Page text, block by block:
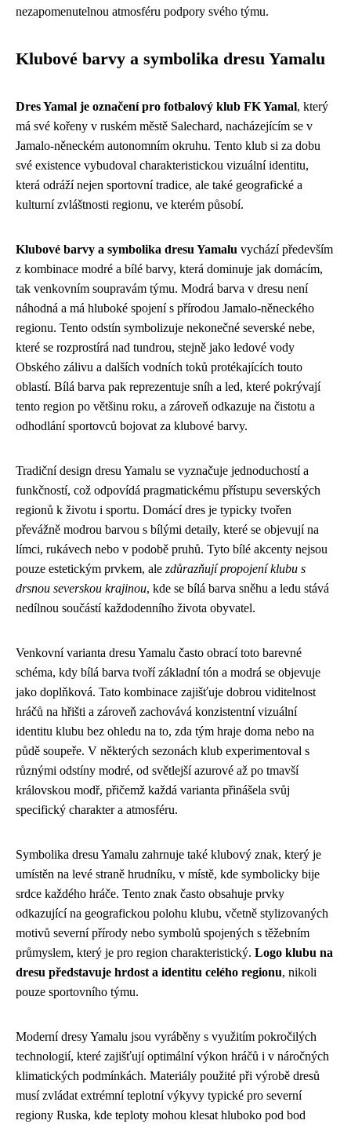
nezapomenutelnou atmosféru podpory svého týmu.
Klubové barvy a symbolika dresu Yamalu
Dres Yamal je označení pro fotbalový klub FK Yamal, který
má své kořeny v ruském městě Salechard, nacházejícím se v
Jamalo-něneckém autonomním okruhu. Tento klub si za dobu
své existence vybudoval charakteristickou vizuální identitu,
která odráží nejen sportovní tradice, ale také geografické a
kulturní zvláštnosti regionu, ve kterém působí.
Klubové barvy a symbolika dresu Yamalu vychází především
z kombinace modré a bílé barvy, která dominuje jak domácím,
tak venkovním soupravám týmu. Modrá barva v dresu není
náhodná a má hluboké spojení s přírodou Jamalo-něneckého
regionu. Tento odstín symbolizuje nekonečné severské nebe,
které se rozprostírá nad tundrou, stejně jako ledové vody
Obského zálivu a dalších vodních toků protékajících touto
oblastí. Bílá barva pak reprezentuje sníh a led, které pokrývají
tento region po většinu roku, a zároveň odkazuje na čistotu a
odhodlání sportovců bojovat za klubové barvy.
Tradiční design dresu Yamalu se vyznačuje jednoduchostí a
funkčností, což odpovídá pragmatickému přístupu severských
regionů k životu i sportu. Domácí dres je typicky tvořen
převážně modrou barvou s bílými detaily, které se objevují na
límci, rukávech nebo v podobě pruhů. Tyto bílé akcenty nejsou
pouze estetickým prvkem, ale zdůrazňují propojení klubu s
drsnou severskou krajinou, kde se bílá barva sněhu a ledu stává
nedílnou součástí každodenního života obyvatel.
Venkovní varianta dresu Yamalu často obrací toto barevné
schéma, kdy bílá barva tvoří základní tón a modrá se objevuje
jako doplňková. Tato kombinace zajišťuje dobrou viditelnost
hráčů na hřišti a zároveň zachovává konzistentní vizuální
identitu klubu bez ohledu na to, zda tým hraje doma nebo na
půdě soupeře. V některých sezonách klub experimentoval s
různými odstíny modré, od světlejší azurové až po tmavší
královskou modř, přičemž každá varianta přinášela svůj
specifický charakter a atmosféru.
Symbolika dresu Yamalu zahrnuje také klubový znak, který je
umístěn na levé straně hrudníku, v místě, kde symbolicky bije
srdce každého hráče. Tento znak často obsahuje prvky
odkazující na geografickou polohu klubu, včetně stylizovaných
motivů severní přírody nebo symbolů spojených s těžebním
průmyslem, který je pro region charakteristický. Logo klubu na
dresu představuje hrdost a identitu celého regionu, nikoli
pouze sportovního týmu.
Moderní dresy Yamalu jsou vyráběny s využitím pokročilých
technologií, které zajišťují optimální výkon hráčů i v náročných
klimatických podmínkách. Materiály použité při výrobě dresů
musí zvládat extrémní teplotní výkyvy typické pro severní
regiony Ruska, kde teploty mohou klesat hluboko pod bod